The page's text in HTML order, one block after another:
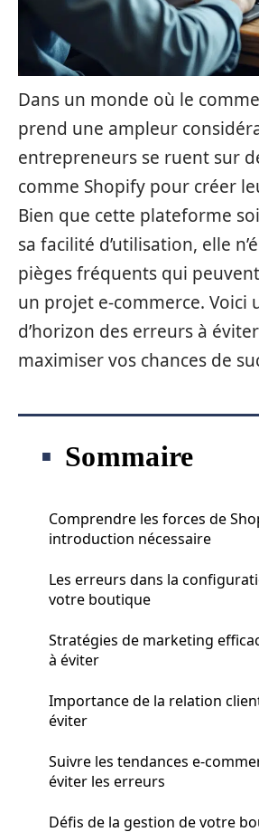
Dans un monde où le
prend une ampleur
entrepreneurs se ruent sur
comme Shopify pour créer
Bien que cette plateforme
sa facilité d’utilisation, elle
pièges fréquents qui
un projet e-commerce. Voici
d’horizon des erreurs à
maximiser vos chances de
Sommaire
Comprendre les forces de
introduction nécessaire
Les erreurs dans la
votre boutique
Stratégies de marketing
à éviter
Importance de la relation
éviter
Suivre les tendances e-
éviter les erreurs
Défis de la gestion de votre